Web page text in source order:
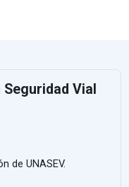
Vial
de UNASEV.